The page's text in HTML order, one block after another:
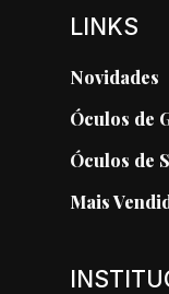
LINKS
Novidades
Óculos de
Óculos de
Mais